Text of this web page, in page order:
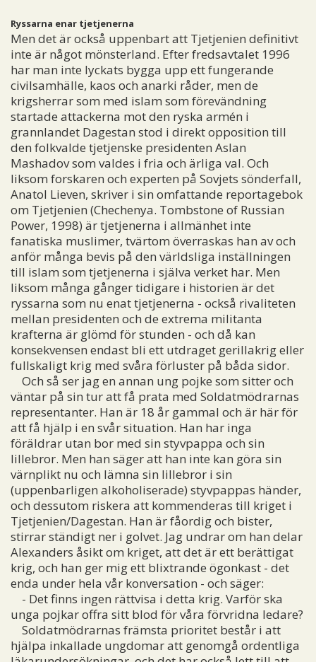
Ryssarna enar tjetjenerna
Men det är också uppenbart att Tjetjenien definitivt
inte är något mönsterland. Efter fredsavtalet 1996
har man inte lyckats bygga upp ett fungerande
civilsamhälle, kaos och anarki råder, men de
krigsherrar som med islam som förevändning
startade attackerna mot den ryska armén i
grannlandet Dagestan stod i direkt opposition till
den folkvalde tjetjenske presidenten Aslan
Mashadov som valdes i fria och ärliga val. Och
liksom forskaren och experten på Sovjets sönderfall,
Anatol Lieven, skriver i sin omfattande reportagebok
om Tjetjenien (Chechenya. Tombstone of Russian
Power, 1998) är tjetjenerna i allmänhet inte
fanatiska muslimer, tvärtom överraskas han av och
anför många bevis på den världsliga inställningen
till islam som tjetjenerna i själva verket har. Men
liksom många gånger tidigare i historien är det
ryssarna som nu enat tjetjenerna - också rivaliteten
mellan presidenten och de extrema militanta
krafterna är glömd för stunden - och då kan
konsekvensen endast bli ett utdraget gerillakrig eller
fullskaligt krig med svåra förluster på båda sidor.
Och så ser jag en annan ung pojke som sitter och
väntar på sin tur att få prata med Soldatmödrarnas
representanter. Han är 18 år gammal och är här för
att få hjälp i en svår situation. Han har inga
föräldrar utan bor med sin styvpappa och sin
lillebror. Men han säger att han inte kan göra sin
värnplikt nu och lämna sin lillebror i sin
(uppenbarligen alkoholiserade) styvpappas händer,
och dessutom riskera att kommenderas till kriget i
Tjetjenien/Dagestan. Han är fåordig och bister,
stirrar ständigt ner i golvet. Jag undrar om han delar
Alexanders åsikt om kriget, att det är ett berättigat
krig, och han ger mig ett blixtrande ögonkast - det
enda under hela vår konversation - och säger:
- Det finns ingen rättvisa i detta krig. Varför ska
unga pojkar offra sitt blod för våra förvridna ledare?
Soldatmödrarnas främsta prioritet består i att
hjälpa inkallade ungdomar att genomgå ordentliga